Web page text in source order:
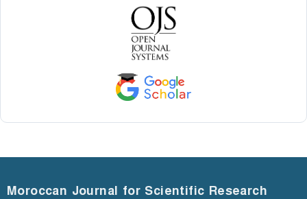
Moroccan Journal for Scientific Research